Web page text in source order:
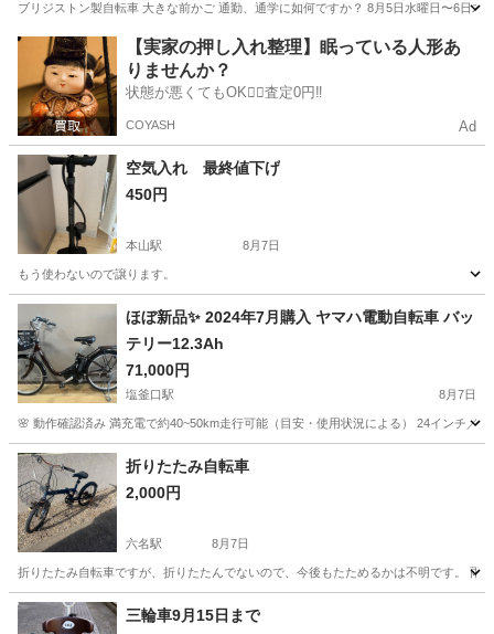
ブリジストン製自転車 大きな前かご 通勤、通学に如何ですか？ 8月5日水曜日〜6日
愛知 豊田市 梅坪駅 クロスバイク
【実家の押し入れ整理】眠っている人形あ
りませんか？
状態が悪くてもOK🙆‍♀️査定0円‼️
COYASH Ad
空気入れ 最終値下げ
450円
本山駅 8月7日
もう使わないので譲ります。
愛知 名古屋市 本山駅 その他
ほぼ新品✨ 2024年7月購入 ヤマハ電動自転車 バッ
テリー12.3Ah
71,000円
塩釜口駅 8月7日
🌸 動作確認済み 満充電で約40~50km走行可能（目安・使用状況による） 24インチ／
愛知 名古屋市 塩釜口駅 電動アシスト自転車
折りたたみ自転車
2,000円
六名駅 8月7日
折りたたみ自転車ですが、折りたたんでないので、今後もたためるかは不明です。
愛知 岡崎市 六名駅 折りたたみ自転車
三輪車9月15日まで